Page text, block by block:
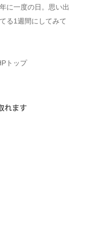
に一度の日。思い出
る1週間にしてみて
トップ